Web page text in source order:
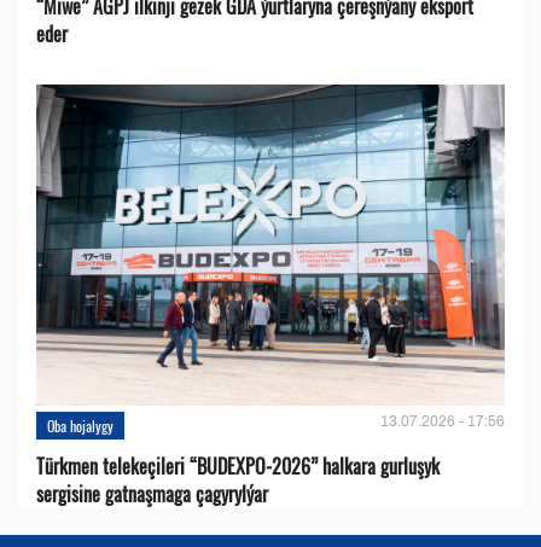
“Miwe” AGPJ ilkinji gezek GDA ýurtlaryna çereşnýany eksport
eder
Oba hojalygy 13.07.2026 - 17:56
Türkmen telekeçileri “BUDEXPO-2026” halkara gurluşyk
sergisine gatnaşmaga çagyrylýar